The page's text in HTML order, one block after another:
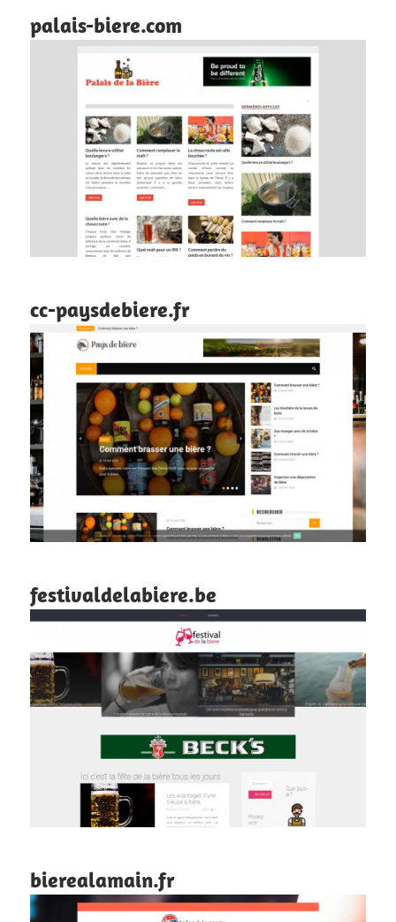
palais-biere.com
cc-paysdebiere.fr
festivaldelabiere.be
bierealamain.fr